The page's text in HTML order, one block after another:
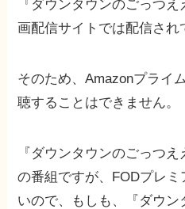
『ダウンタウンのごっつ
画配信サイトでは配信され
そのため、Amazonプライ
聴することはできません。
『ダウンタウンのごっつ
の番組ですが、FODプレ
いので、もしも、『ダウ